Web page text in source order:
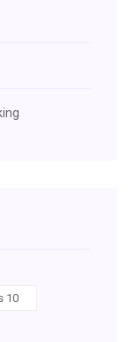
10